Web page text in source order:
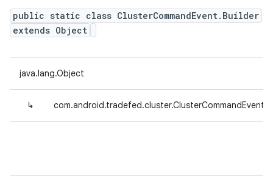
public static class ClusterCommandEvent.Builder
extends Object
java.lang.Object
↳